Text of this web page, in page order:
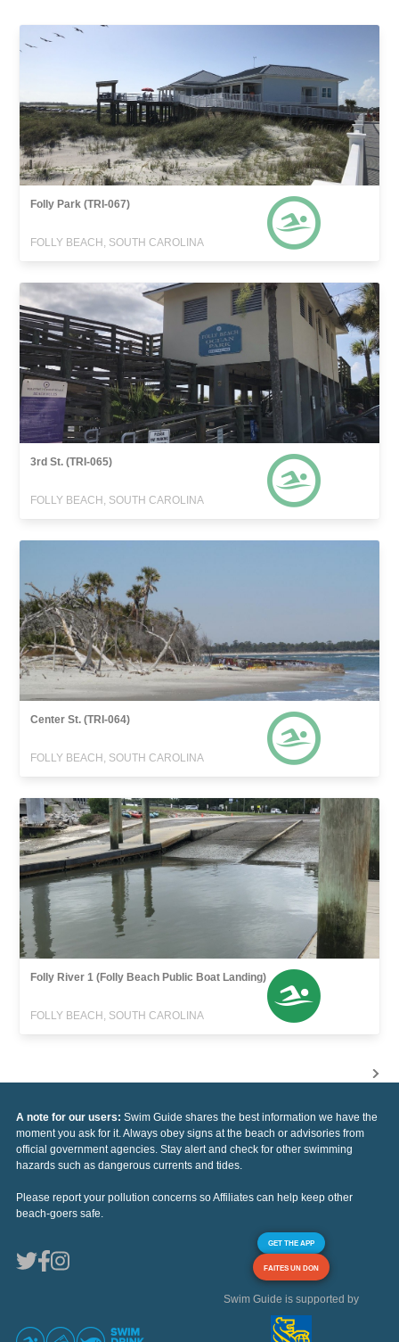
Folly Park (TRI-067)
FOLLY BEACH, SOUTH CAROLINA
3rd St. (TRI-065)
FOLLY BEACH, SOUTH CAROLINA
Center St. (TRI-064)
FOLLY BEACH, SOUTH CAROLINA
Folly River 1 (Folly Beach Public Boat Landing)
FOLLY BEACH, SOUTH CAROLINA
A note for our users: Swim Guide shares the best information we have the
moment you ask for it. Always obey signs at the beach or advisories from
official government agencies. Stay alert and check for other swimming
hazards such as dangerous currents and tides.
Please report your pollution concerns so Affiliates can help keep other
beach-goers safe.
GET THE APP
FAITES UN DON
Swim Guide is supported by